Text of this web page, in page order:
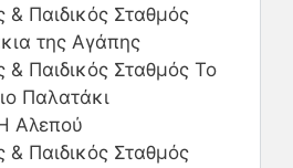
& Παιδικός Σταθμός
της Αγάπης
& Παιδικός Σταθμός Το
Παλατάκι
Αλεπού
& Παιδικός Σταθμός